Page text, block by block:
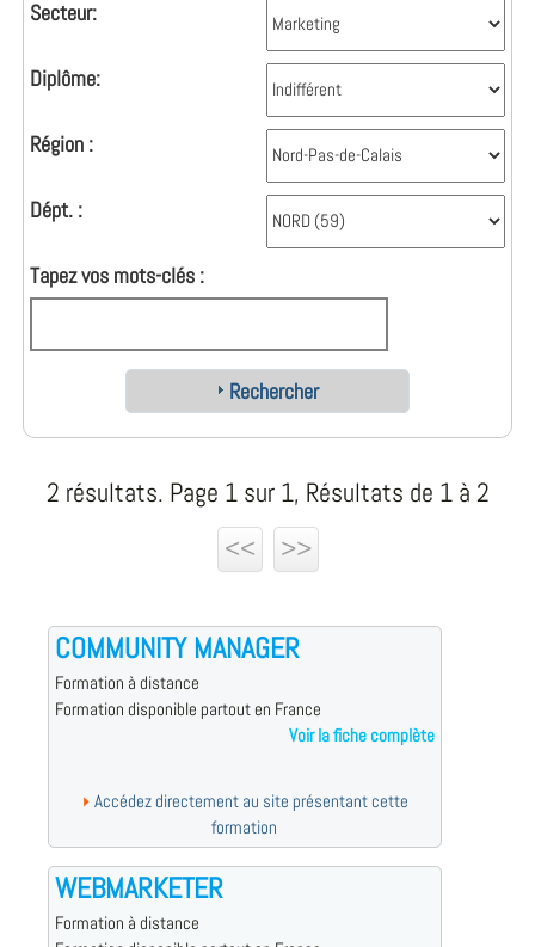
Secteur:
Diplôme:
Région :
Dépt. :
Tapez vos mots-clés :
Rechercher
2 résultats. Page 1 sur 1, Résultats de 1 à 2
<<
>>
COMMUNITY MANAGER
Formation à distance
Formation disponible partout en France
Voir la fiche complète
Accédez directement au site présentant cette
formation
WEBMARKETER
Formation à distance